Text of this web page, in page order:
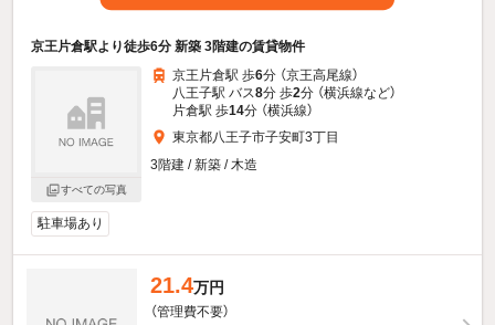
京王片倉駅より徒歩6分 新築 3階建の賃貸物件
すべての写真
京王片倉駅 歩6分 （京王高尾線）
八王子駅 バス8分 歩2分 （横浜線など）
片倉駅 歩14分 （横浜線）
東京都八王子市子安町3丁目
3階建 / 新築 / 木造
駐車場あり
21.4万円
（管理費不要）